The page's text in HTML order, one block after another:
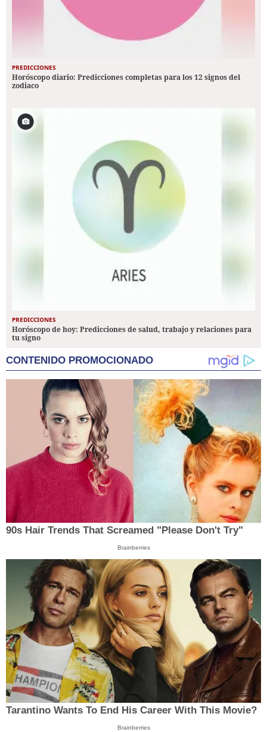
PREDICCIONES
Horóscopo diario: Predicciones completas para los 12 signos del
zodiaco
PREDICCIONES
Horóscopo de hoy: Predicciones de salud, trabajo y relaciones para
tu signo
CONTENIDO PROMOCIONADO
90s Hair Trends That Screamed "Please Don't Try"
Brainberries
Tarantino Wants To End His Career With This Movie?
Brainberries